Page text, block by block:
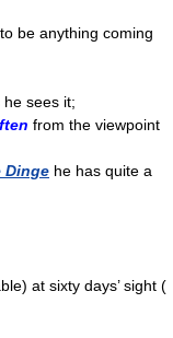
be anything coming
sees it;
from the viewpoint
Dinge he has quite a
at sixty days’ sight (